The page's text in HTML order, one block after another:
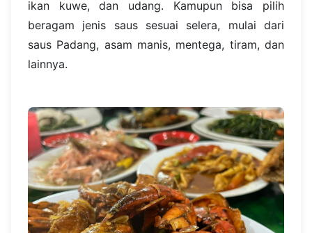
ikan kuwe, dan udang. Kamupun bisa pilih
beragam jenis saus sesuai selera, mulai dari
saus Padang, asam manis, mentega, tiram, dan
lainnya.